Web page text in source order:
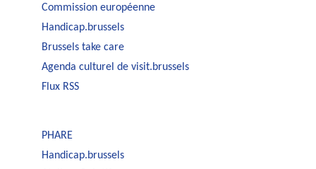
Commission européenne
Handicap.brussels
Brussels take care
Agenda culturel de visit.brussels
Flux RSS
PHARE
Handicap.brussels